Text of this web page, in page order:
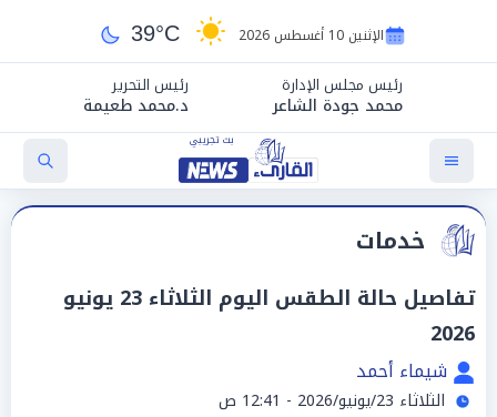
الإثنين 10 أغسطس 2026 39°C
رئيس مجلس الإدارة
محمد جودة الشاعر
رئيس التحرير
د.محمد طعيمة
خدمات
تفاصيل حالة الطقس اليوم الثلاثاء 23 يونيو
2026
شيماء أحمد
الثلاثاء 23/يونيو/2026 - 12:41 ص